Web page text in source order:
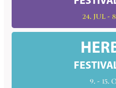
24. JUL -
9. - 15.